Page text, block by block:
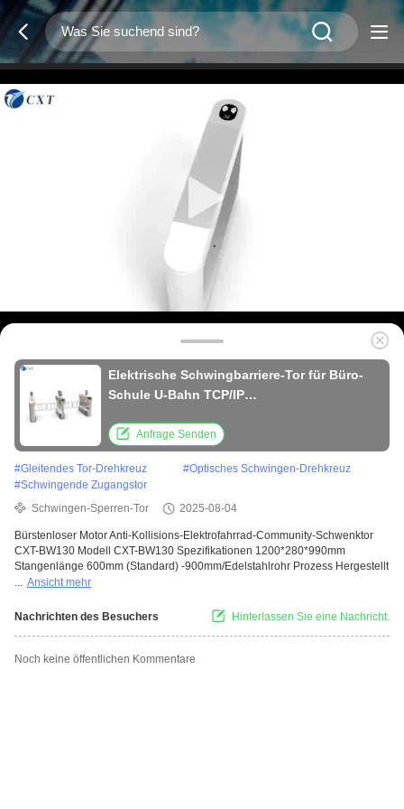
Elektrische Schwingbarriere-Tor für Büro-
Schule U-Bahn TCP/IP
Anfrage Senden
#Gleitendes Tor-Drehkreuz #Optisches Schwingen-Drehkreuz
#Schwingende Zugangstor
Schwingen-Sperren-Tor
2025-08-04
Bürstenloser Motor Anti-Kollisions-Elektrofahrrad-Community-Schwenktor
CXT-BW130 Modell CXT-BW130 Spezifikationen 1200*280*990mm
Stangenlänge 600mm (Standard) -900mm/Edelstahlrohr Prozess Hergestellt
... Ansicht mehr
Nachrichten des Besuchers Hinterlassen Sie eine Nachricht.
Noch keine öffentlichen Kommentare